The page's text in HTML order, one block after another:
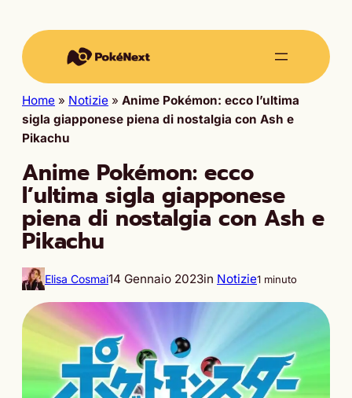
Home » Notizie » Anime Pokémon: ecco l’ultima
sigla giapponese piena di nostalgia con Ash e
Pikachu
Anime Pokémon: ecco
l’ultima sigla giapponese
piena di nostalgia con Ash e
Pikachu
Elisa Cosmai14 Gennaio 2023in Notizie1 minuto